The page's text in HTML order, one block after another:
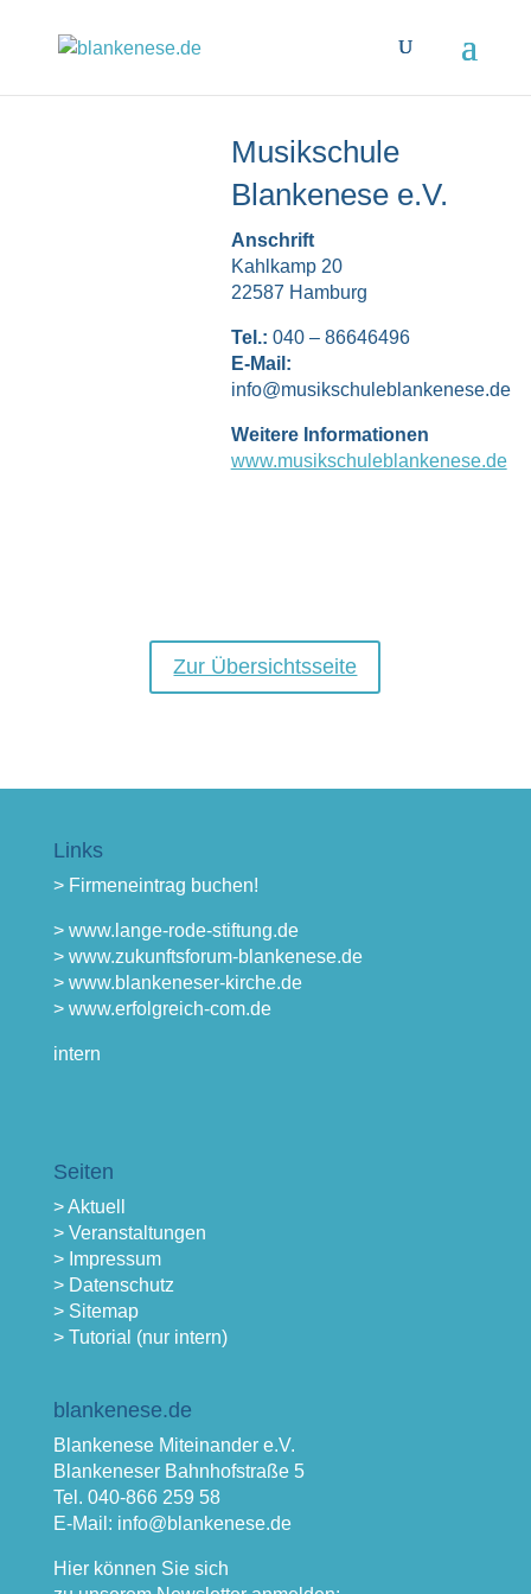
Musikschule
Blankenese e.V.
Anschrift
Kahlkamp 20
22587 Hamburg
Tel.: 040 – 86646496
E-Mail:
info@musikschuleblankenese.de
Weitere Informationen
www.musikschuleblankenese.de
Zur Übersichtsseite
Links
> Firmeneintrag buchen!
> www.lange-rode-stiftung.de
> www.zukunftsforum-blankenese.de
> www.blankeneser-kirche.de
> www.erfolgreich-com.de
intern
Seiten
> Aktuell
> Veranstaltungen
> Impressum
> Datenschutz
> Sitemap
> Tutorial (nur intern)
blankenese.de
Blankenese Miteinander e.V.
Blankeneser Bahnhofstraße 5
Tel. 040-866 259 58
E-Mail: info@blankenese.de
Hier können Sie sich